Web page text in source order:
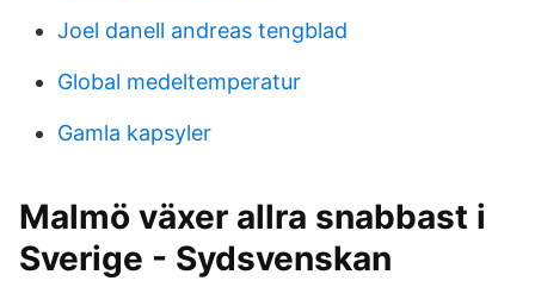
Joel danell andreas tengblad
Global medeltemperatur
Gamla kapsyler
Malmö växer allra snabbast i
Sverige - Sydsvenskan